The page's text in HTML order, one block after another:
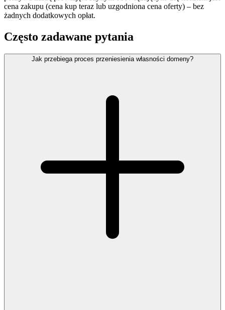
cena zakupu (cena kup teraz lub uzgodniona cena oferty) – bez
żadnych dodatkowych opłat.
Często zadawane pytania
Jak przebiega proces przeniesienia własności domeny?